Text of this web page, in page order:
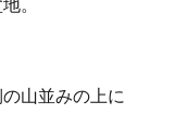
山並みの上に